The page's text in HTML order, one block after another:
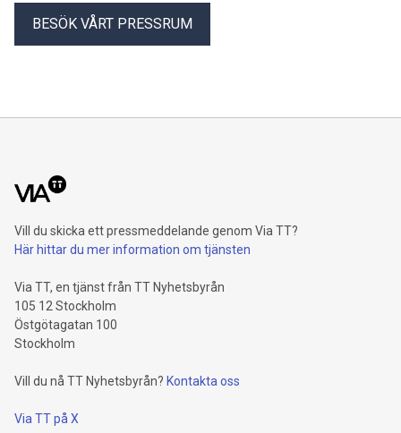
BESÖK VÅRT PRESSRUM
Vill du skicka ett pressmeddelande genom Via TT?
Här hittar du mer information om tjänsten
Via TT, en tjänst från TT Nyhetsbyrån
105 12 Stockholm
Östgötagatan 100
Stockholm
Vill du nå TT Nyhetsbyrån? Kontakta oss
Via TT på X